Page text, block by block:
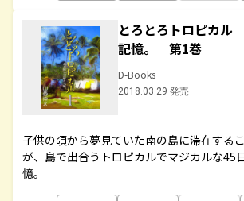
とろとろトロピカル
記憶。 第1巻
D-Books
2018.03.29 発売
子供の頃から夢見ていた南の島に滞在する
が、島で出合うトロピカルでマジカルな45
憶。